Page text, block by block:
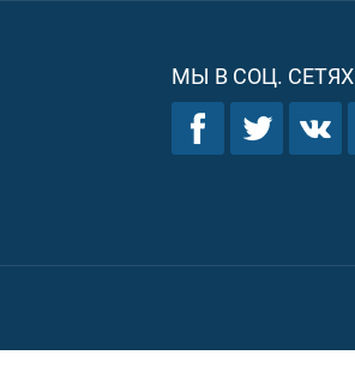
МЫ В СОЦ. СЕТЯХ